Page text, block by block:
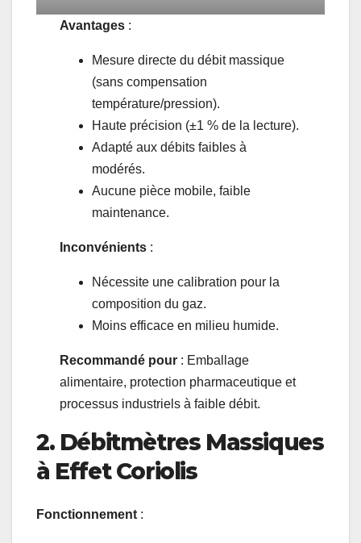
Avantages:
Mesure directe du débit massique
(sans compensation
température/pression).
Haute précision (±1 % de la lecture).
Adapté aux débits faibles à
modérés.
Aucune pièce mobile, faible
maintenance.
Inconvénients:
Nécessite une calibration pour la
composition du gaz.
Moins efficace en milieu humide.
Recommandé pour: Emballage
alimentaire, protection pharmaceutique et
processus industriels à faible débit.
2. Débitmètres Massiques
à Effet Coriolis
Fonctionnement :